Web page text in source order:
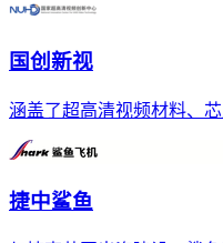
国创新视
涵盖了超高清视频材料、
捷中鲨鱼